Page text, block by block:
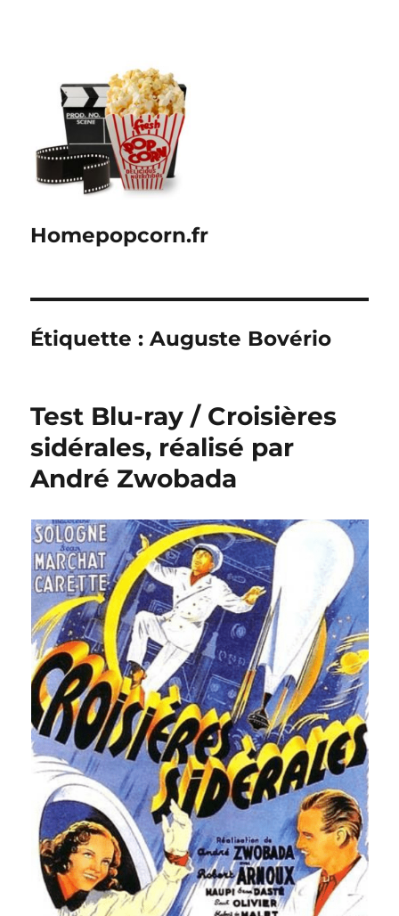
Homepopcorn.fr
Étiquette :Auguste Bovério
Test Blu-ray / Croisières
sidérales, réalisé par
André Zwobada